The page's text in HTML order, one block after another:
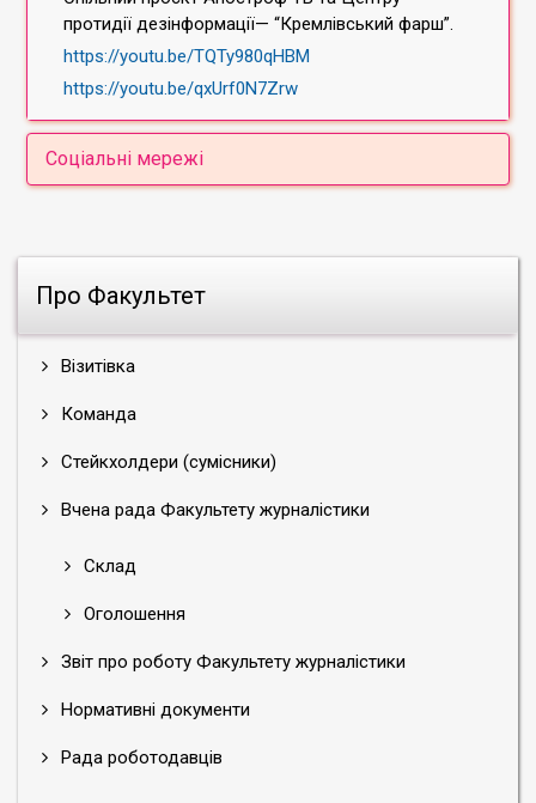
Про Факультет
Візитівка
Команда
Стейкхолдери (сумісники)
Вчена рада Факультету журналістики
Склад
Оголошення
Звіт про роботу Факультету журналістики
Нормативні документи
Рада роботодавців
протидії дезінформації— “Кремлівський фарш”.
https://youtu.be/TQTy980qHBM
https://youtu.be/qxUrf0N7Zrw
Соціальні мережі
YouTube